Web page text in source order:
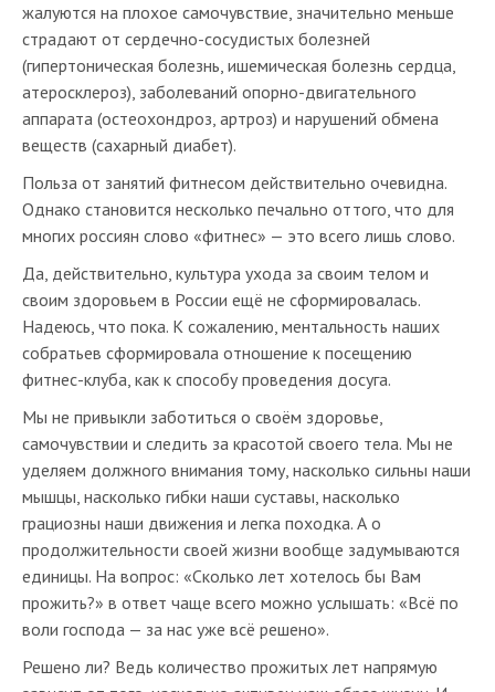
жалуются на плохое самочувствие, значительно меньше
страдают от сердечно-сосудистых болезней
(гипертоническая болезнь, ишемическая болезнь сердца,
атеросклероз), заболеваний опорно-двигательного
аппарата (остеохондроз, артроз) и нарушений обмена
веществ (сахарный диабет).
Польза от занятий фитнесом действительно очевидна.
Однако становится несколько печально оттого, что для
многих россиян слово «фитнес» — это всего лишь слово.
Да, действительно, культура ухода за своим телом и
своим здоровьем в России ещё не сформировалась.
Надеюсь, что пока. К сожалению, ментальность наших
собратьев сформировала отношение к посещению
фитнес-клуба, как к способу проведения досуга.
Мы не привыкли заботиться о своём здоровье,
самочувствии и следить за красотой своего тела. Мы не
уделяем должного внимания тому, насколько сильны наши
мышцы, насколько гибки наши суставы, насколько
грациозны наши движения и легка походка. А о
продолжительности своей жизни вообще задумываются
единицы. На вопрос: «Сколько лет хотелось бы Вам
прожить?» в ответ чаще всего можно услышать: «Всё по
воли господа — за нас уже всё решено».
Решено ли? Ведь количество прожитых лет напрямую